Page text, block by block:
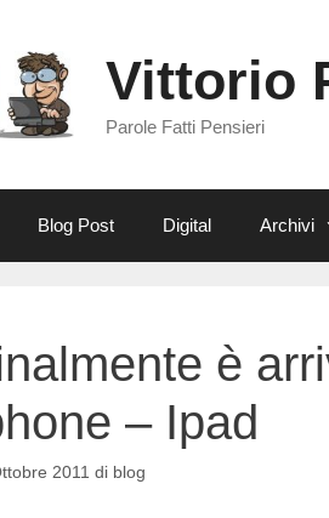
Vittorio
Parole Fatti Pensieri
Blog Post Digital Archivi
è
– Ipad
2011 di blog